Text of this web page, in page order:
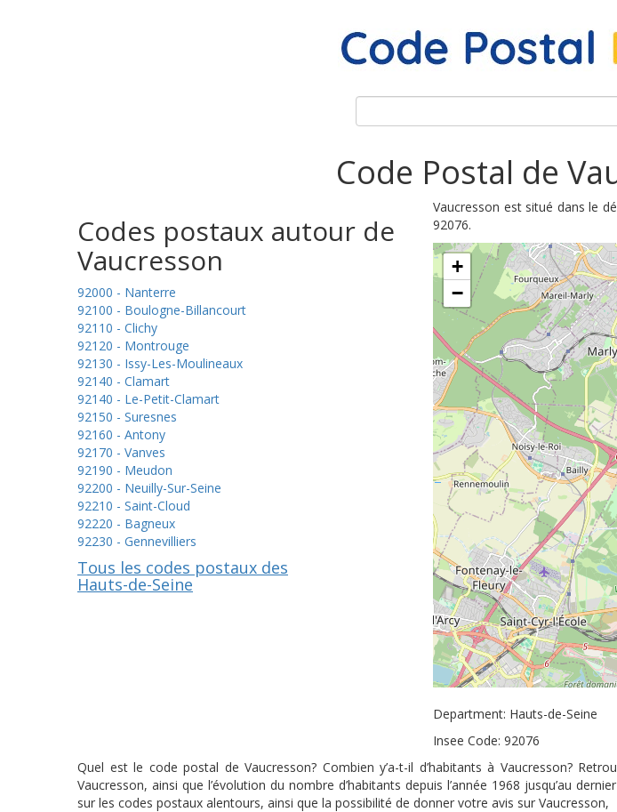
Code Postal de
Codes postaux autour de
Vaucresson
92000 - Nanterre
92100 - Boulogne-Billancourt
92110 - Clichy
92120 - Montrouge
92130 - Issy-Les-Moulineaux
92140 - Clamart
92140 - Le-Petit-Clamart
92150 - Suresnes
92160 - Antony
92170 - Vanves
92190 - Meudon
92200 - Neuilly-Sur-Seine
92210 - Saint-Cloud
92220 - Bagneux
92230 - Gennevilliers
Tous les codes postaux des
Hauts-de-Seine
Vaucresson est situé dans le
92076.
+
−
Department: Hauts-de-Seine
Insee Code: 92076
Quel est le code postal de Vaucresson? Combien y’a-t-il d’habitants à Vaucresson?
Vaucresson, ainsi que l’évolution du nombre d’habitants depuis l’année 1968 jusqu’au
sur les codes postaux alentours, ainsi que la possibilité de donner votre avis sur Vaucresson,